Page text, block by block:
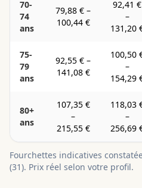
70-
74
ans
79,88 € –
100,44 €
92,41 €
–
131,20
75-
79
ans
92,55 € –
141,08 €
100,50
–
154,29
80+
ans
107,35 €
–
215,55 €
118,03
–
256,69
Fourchettes indicatives
(31). Prix réel selon votre profil.